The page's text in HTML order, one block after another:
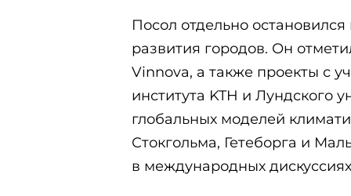
Посол отдельно
развития городов. Он
Vinnova, а также проекты с
института KTH и Лундского
глобальных моделей
Стокгольма, Гетеборга и
в международных